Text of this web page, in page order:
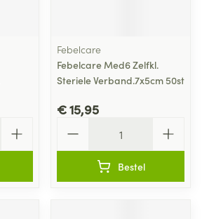
Febelcare
Febelcare Med6 Zelfkl.
Steriele Verband.7x5cm 50st
€ 15,95
Bestel